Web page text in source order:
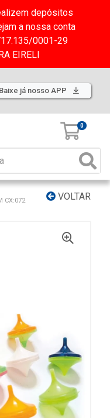
depósitos
a nossa conta
0001-29
EIRELI
Baixe já nosso APP
0
VOLTAR
CX:072